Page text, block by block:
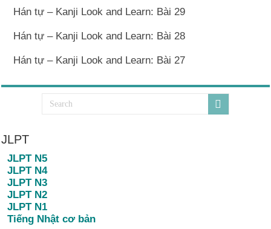
Hán tự – Kanji Look and Learn: Bài 29
Hán tự – Kanji Look and Learn: Bài 28
Hán tự – Kanji Look and Learn: Bài 27
JLPT
JLPT N5
JLPT N4
JLPT N3
JLPT N2
JLPT N1
Tiếng Nhật cơ bản